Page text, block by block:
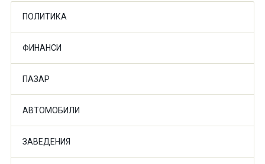
ПОЛИТИКА
ФИНАНСИ
ПАЗАР
АВТОМОБИЛИ
ЗАВЕДЕНИЯ